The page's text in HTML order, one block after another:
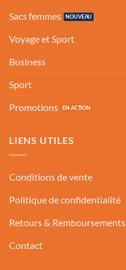
Sacs femmes
Voyage et Sport
Business
Sport
Promotions
LIENS UTILES
Conditions de vente
Politique de confidentialité
Retours & Remboursements
Contact